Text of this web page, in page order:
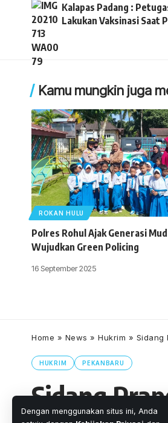
Dengan menggunakan situs ini, Anda
Kalapas Padang :
Lakukan Vaksinasi Saat
Kamu mungkin juga
ROKAN HULU
Polres Rohul Ajak Generasi
Wujudkan Green Policing
16 September 2025
Home » News » Hukrim » Sidang
HUKRIM PEKANBARU
Sidang